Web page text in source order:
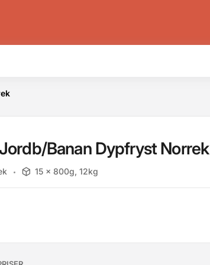
Banan Dypfryst Norrek
15 x 800g, 12kg